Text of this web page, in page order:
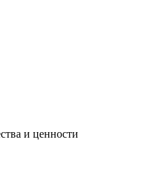
и ценности